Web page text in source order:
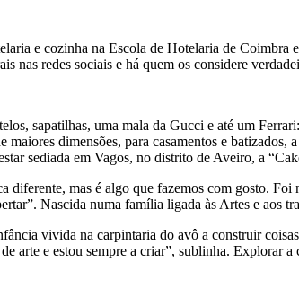
e cozinha na Escola de Hotelaria de Coimbra
nas redes sociais e há quem os considere
sapatilhas, uma mala da Gucci e até um
maiores dimensões, para casamentos e
sediada em Vagos, no distrito de Aveiro, a
diferente, mas é algo que fazemos com gosto.
Nascida numa família ligada às Artes e aos
vivida na carpintaria do avô a construir
arte e estou sempre a criar”, sublinha. Explorar